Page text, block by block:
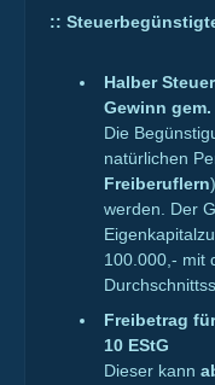
::
Halber
Gewinn gem.
Die
natürlichen
Freiberuflern
werden. Der
100.000,- mit
Freibetrag
10 EStG
Dieser kann